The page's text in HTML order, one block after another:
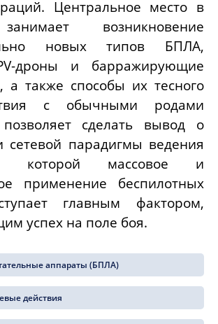
Центральное место в
возникновение
новых типов БПЛА,
дроны и барражирующие
а также способы их тесного
с обычными родами
сделать вывод о
сетевой парадигмы ведения
которой массовое и
применение беспилотных
главным фактором,
успех на поле боя.
аппараты (БПЛА)
действия